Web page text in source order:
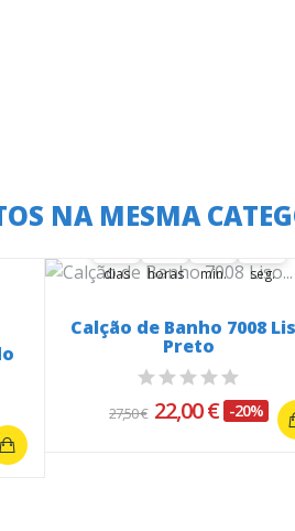
NA MESMA
36
36
00
dias
01
01
00
horas
09
09
10
min.
54
53
54
seg.
Calção de Banho 7008
Preto
27,50 € 22,00 € -20%